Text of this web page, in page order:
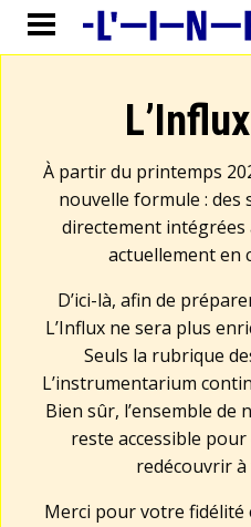
À partir du printemps
nouvelle formule : des
directement intégrées
actuellement en
D’ici-là, afin de
L’Influx ne sera plus
Seuls la rubrique
L’instrumentarium
Bien sûr, l’ensemble de
reste accessible
redécouvrir
Merci pour votre